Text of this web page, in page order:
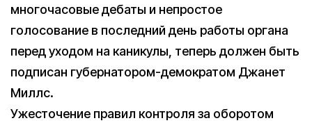
многочасовые дебаты и непростое
голосование в последний день работы органа
перед уходом на каникулы, теперь должен быть
подписан губернатором-демократом Джанет
Миллс.
Ужесточение правил контроля за оборотом